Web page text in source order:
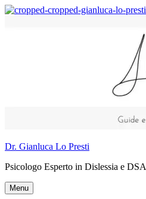
Vai
Dr. Gianluca Lo Presti
Psicologo Esperto in Dislessia e DSA
Menu